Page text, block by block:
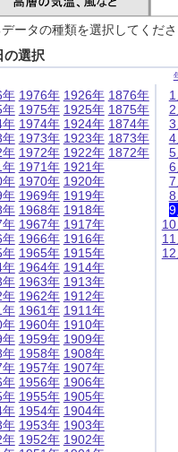
ータの種類を選択してくだ
の選択
年
年
年
年
年
年
年
年
年
年
年
年
年
年
年
年
年
年
年
年
年
年
年
年
年
1976年
1975年
1974年
1973年
1972年
1971年
1970年
1969年
1968年
1967年
1966年
1965年
1964年
1963年
1962年
1961年
1960年
1959年
1958年
1957年
1956年
1955年
1954年
1953年
1952年
1926年
1925年
1924年
1923年
1922年
1921年
1920年
1919年
1918年
1917年
1916年
1915年
1914年
1913年
1912年
1911年
1910年
1909年
1908年
1907年
1906年
1905年
1904年
1903年
1902年
1876年
1875年
1874年
1873年
1872年